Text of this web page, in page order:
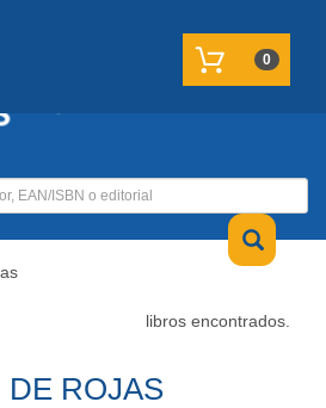
0
libros encontrados.
DE ROJAS